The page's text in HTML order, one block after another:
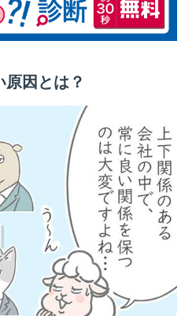
人がいる
ョンをとるのが苦手
けをする
切る
思考を意識する
や食事の機会を持ってみる
族に相談してみる
出てみる
合は転職も視野に入れる
るべき行動や考え方
とる
ペースを優先しすぎる
因とは？